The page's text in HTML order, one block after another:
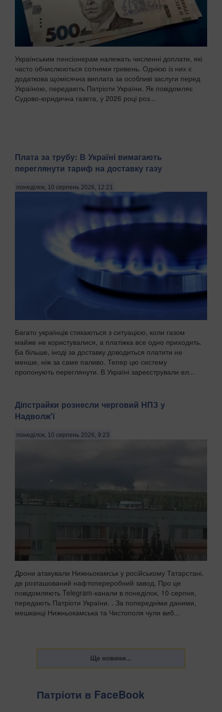
Українським пенсіонерам належать численні доплати, які
часто обчислюються сотнями гривень. Однією із них є
додаткова щомісячна виплата за особливі заслуги перед
Україною, передають Патріоти України. Як повідомляє
Судово-юридична газета, у 2026 році роз...
Плата за трубу: В Україні вимагають
переглянути тариф на доставку газу
понеділок, 10 серпень 2026, 12:21
Багато українців стикаються з ситуацією, коли газом
майже не користувалися, а платіжка все одно приходить.
Ба більше, іноді за доставку доводиться платити не
менше, ніж за саме паливо. Тепер цю систему
пропонують переглянути. В Україні зареєстрували ел...
Діпстрайки рознесли черговий НПЗ у
Надволж'ї
понеділок, 10 серпень 2026, 9:23
Дрони атакували Нижньокамськ у російському Татарстані,
де розташований нафтопереробний завод. Про це
повідомляють Telegram-канали в понеділок, 10 серпня,
передають Патріоти України. . За попередніми даними,
мешканці Нижньокамська та Чистополя чули виб...
Патріоти в FaceBook